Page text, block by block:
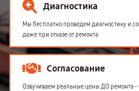
Диагностика
Мы бесплатно проведем диагностику и
даже при отказе от ремонта
Согласование
Озвучиваем реальные цены ДО ремонта -